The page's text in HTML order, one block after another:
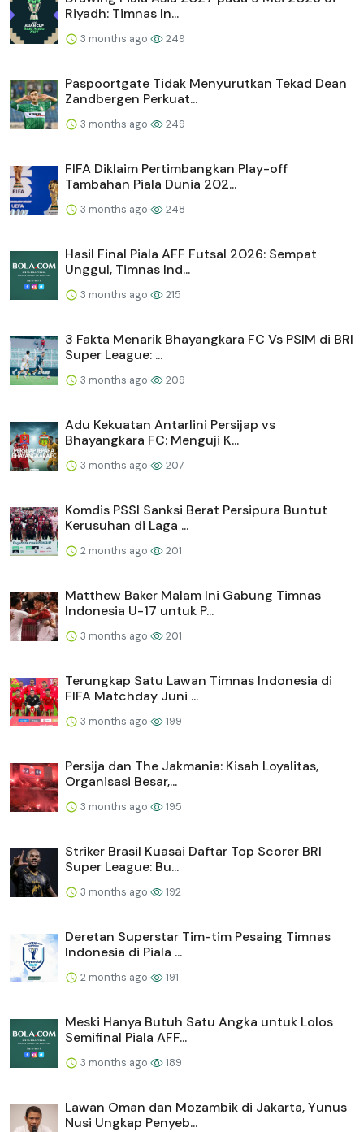
Riyadh: Timnas In...
3 months ago 249
Paspoortgate Tidak Menyurutkan Tekad Dean
Zandbergen Perkuat...
3 months ago 249
FIFA Diklaim Pertimbangkan Play-off
Tambahan Piala Dunia 202...
3 months ago 248
Hasil Final Piala AFF Futsal 2026: Sempat
Unggul, Timnas Ind...
3 months ago 215
3 Fakta Menarik Bhayangkara FC Vs PSIM di BRI
Super League: ...
3 months ago 209
Adu Kekuatan Antarlini Persijap vs
Bhayangkara FC: Menguji K...
3 months ago 207
Komdis PSSI Sanksi Berat Persipura Buntut
Kerusuhan di Laga ...
2 months ago 201
Matthew Baker Malam Ini Gabung Timnas
Indonesia U-17 untuk P...
3 months ago 201
Terungkap Satu Lawan Timnas Indonesia di
FIFA Matchday Juni ...
3 months ago 199
Persija dan The Jakmania: Kisah Loyalitas,
Organisasi Besar,...
3 months ago 195
Striker Brasil Kuasai Daftar Top Scorer BRI
Super League: Bu...
3 months ago 192
Deretan Superstar Tim-tim Pesaing Timnas
Indonesia di Piala ...
2 months ago 191
Meski Hanya Butuh Satu Angka untuk Lolos
Semifinal Piala AFF...
3 months ago 189
Lawan Oman dan Mozambik di Jakarta, Yunus
Nusi Ungkap Penyeb...